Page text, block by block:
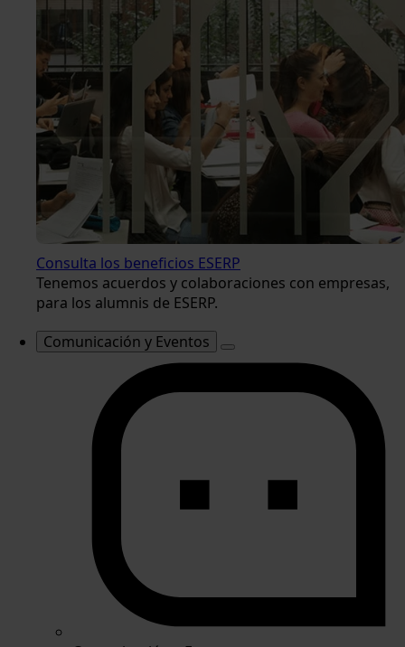
Consulta los beneficios ESERP
Tenemos acuerdos y colaboraciones con empresas,
para los alumnis de ESERP.
Comunicación y Eventos